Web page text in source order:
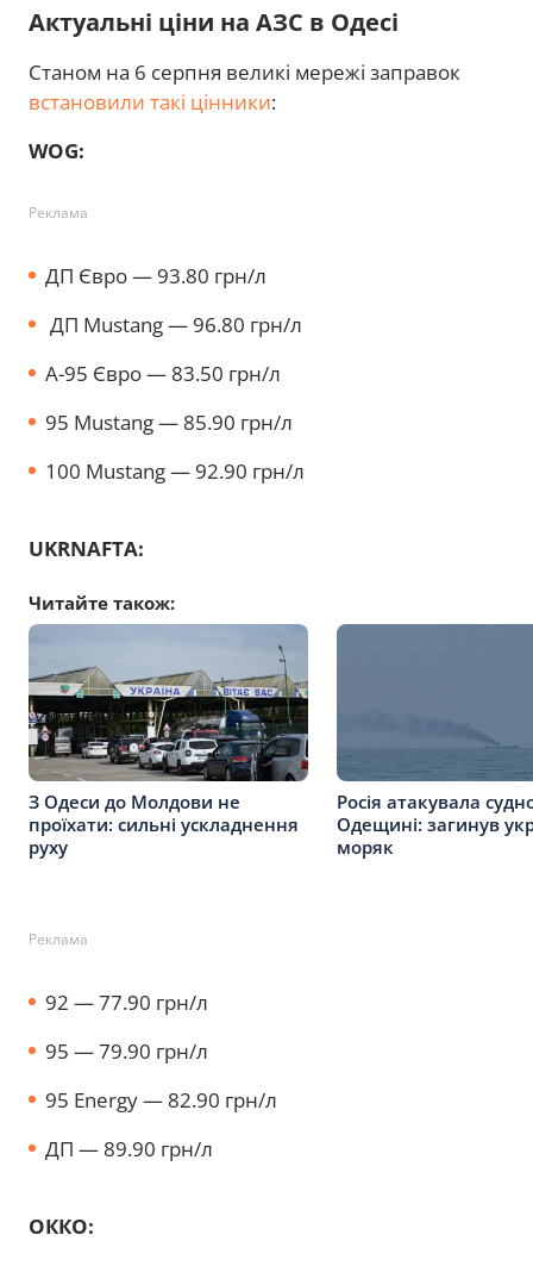
Актуальні ціни на АЗС в Одесі
Станом на 6 серпня великі мережі заправок
встановили такі цінники:
WOG:
Реклама
ДП Євро — 93.80 грн/л
ДП Mustang — 96.80 грн/л
А-95 Євро — 83.50 грн/л
95 Mustang — 85.90 грн/л
100 Mustang — 92.90 грн/л
UKRNAFTA:
Читайте також:
З Одеси до Молдови не
проїхати: сильні ускладнення
руху
Росія атакувала
Одещині: загинув
моряк
Реклама
92 — 77.90 грн/л
95 — 79.90 грн/л
95 Energy — 82.90 грн/л
ДП — 89.90 грн/л
ОККО: